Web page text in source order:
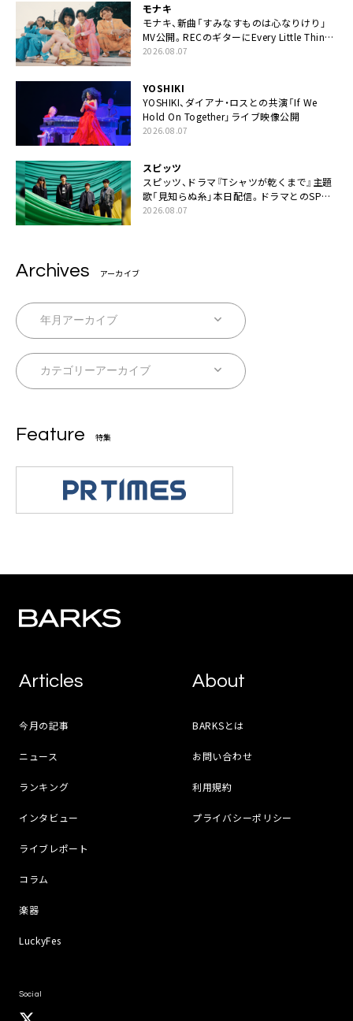
モナキ
モナキ、新曲「すみなすものは心なりけり」
MV公開。RECのギターにEvery Little Thing・
伊藤一朗参加も
2026.08.07
YOSHIKI
YOSHIKI、ダイアナ・ロスとの共演「If We
Hold On Together」ライブ映像公開
2026.08.07
スピッツ
スピッツ、ドラマ『Tシャツが乾くまで』主題
歌「見知らぬ糸」本日配信。ドラマとのSPコ
ラボムービー公開も
2026.08.07
Archives アーカイブ
Feature 特集
Articles
今月の記事
ニュース
ランキング
インタビュー
ライブレポート
コラム
楽器
LuckyFes
About
BARKSとは
お問い合わせ
利用規約
プライバシーポリシー
Social